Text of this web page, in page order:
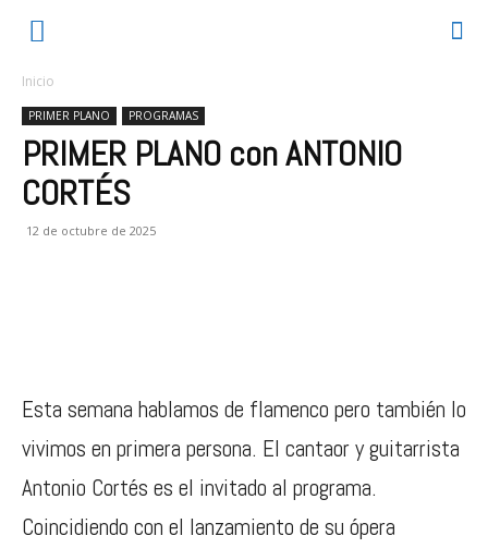
Inicio
PRIMER PLANO PROGRAMAS
PRIMER PLANO con ANTONIO
CORTÉS
12 de octubre de 2025
Esta semana hablamos de flamenco pero también lo
vivimos en primera persona. El cantaor y guitarrista
Antonio Cortés es el invitado al programa.
Coincidiendo con el lanzamiento de su ópera